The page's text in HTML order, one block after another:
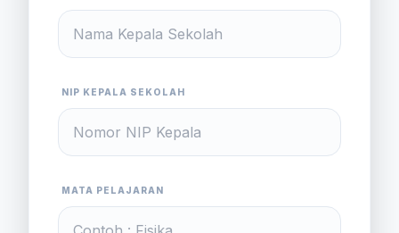
NIP KEPALA SEKOLAH
MATA PELAJARAN